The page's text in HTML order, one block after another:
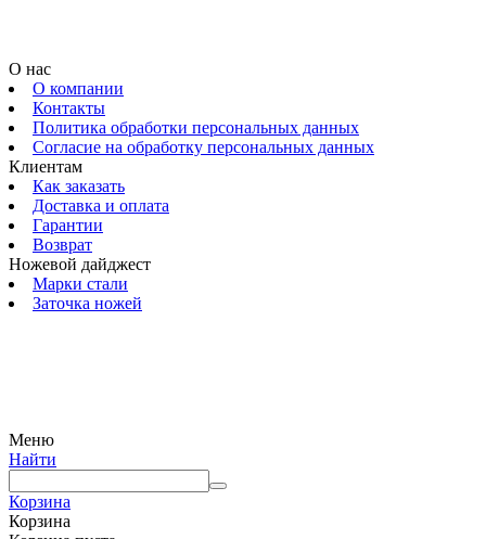
О нас
О компании
Контакты
Политика обработки персональных данных
Согласие на обработку персональных данных
Клиентам
Как заказать
Доставка и оплата
Гарантии
Возврат
Ножевой дайджест
Марки стали
Заточка ножей
Меню
Найти
Корзина
Корзина